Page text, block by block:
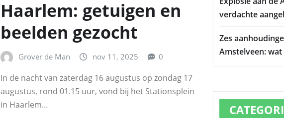
Haarlem: getuigen en
beelden gezocht
Grover de Man nov 11, 2025 0
In de nacht van zaterdag 16 augustus op zondag 17
augustus, rond 01.15 uur, vond bij het Stationsplein
in Haarlem…
verdachte
Zes
Amstelveen: